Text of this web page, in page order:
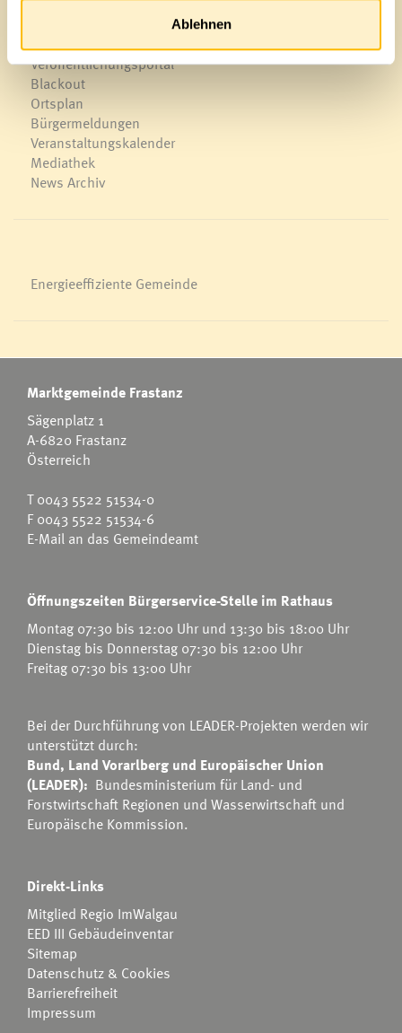
Ablehnen
Veröffentlichungsportal
Blackout
Ortsplan
Bürgermeldungen
Veranstaltungskalender
Mediathek
News Archiv
Energieeffiziente Gemeinde
Marktgemeinde Frastanz
Sägenplatz 1
A-6820 Frastanz
Österreich
T0043 5522 51534-0
F 0043 5522 51534-6
E-Mail an das Gemeindeamt
Öffnungszeiten Bürgerservice-Stelle im Rathaus
Montag 07:30 bis 12:00 Uhr und 13:30 bis 18:00 Uhr
Dienstag bis Donnerstag 07:30 bis 12:00 Uhr
Freitag 07:30 bis 13:00 Uhr
Bei der Durchführung von LEADER-Projekten werden wir
unterstützt durch:
Bund, Land Vorarlberg und Europäischer Union
(LEADER): Bundesministerium für Land- und
Forstwirtschaft Regionen und Wasserwirtschaft und
Europäische Kommission.
Direkt-Links
Mitglied Regio ImWalgau
EED III Gebäudeinventar
Sitemap
Datenschutz & Cookies
Barrierefreiheit
Impressum